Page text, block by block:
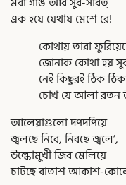
এক হয়ে যেথায় মেশে রে!
কোথায় তারা
জোনাক কোথা হয়
নেই কিছুরই ঠিক
চোখ যে আলা রতন
আলেয়াগুলো দপদপিয়ে
জ্বলছে নিবে, নিবছে জ্বলে’,
উল্কোমুখী জিব মেলিয়ে
চাটছে বাতাশ আকাশ-